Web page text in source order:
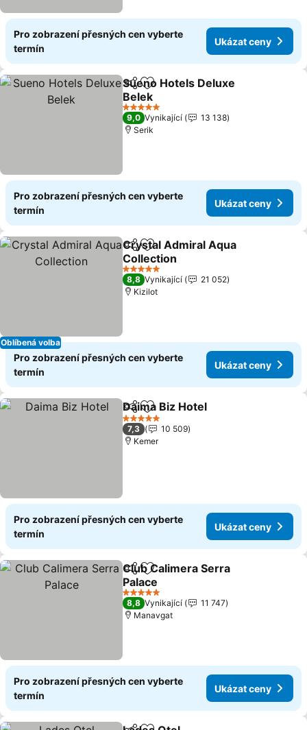
Pro zobrazení přesných cen vyberte
termín
Ukázat ceny
SdíletPřidat na seznam oblíbených
Sueno Hotels Deluxe
Belek
Ukázat ceny
5 Počet hvězdiček
9,0 Vynikající
13 138
Serik
Pro zobrazení přesných cen vyberte
termín
Ukázat ceny
Oblíbená volba
SdíletPřidat na seznam oblíbených
Crystal Admiral Aqua
Collection
Ukázat ceny
5 Počet hvězdiček
8,8 Vynikající
21 052
Kizilot
Pro zobrazení přesných cen vyberte
termín
Ukázat ceny
SdíletPřidat na seznam oblíbených
Daima Biz Hotel
5 Počet hvězdiček
7,3
10 509
Kemer
Pro zobrazení přesných cen vyberte
termín
Ukázat ceny
SdíletPřidat na seznam oblíbených
Club Calimera Serra
Palace
Ukázat ceny
5 Počet hvězdiček
8,8 Vynikající
11 747
Manavgat
Pro zobrazení přesných cen vyberte
termín
Ukázat ceny